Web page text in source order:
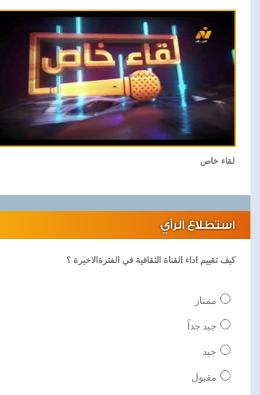
لقاء خاص
استطلاع الرأي
كيف تقييم اداء القناة الثقافية في الفترةالاخيرة ؟
ممتاز
جيد جداً
جيد
مقبول